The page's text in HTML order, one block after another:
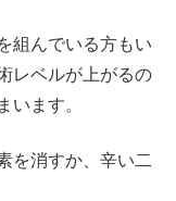
組んでいる方もい
レベルが上がるの
います。
を消すか、辛い二